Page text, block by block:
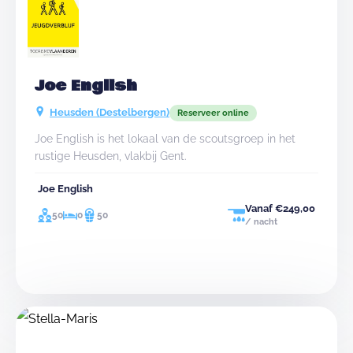
Joe English
Heusden (Destelbergen) Reserveer online
Joe English is het lokaal van de scoutsgroep in het
rustige Heusden, vlakbij Gent.
Joe English
50 0 50
Vanaf €249,00
/ nacht